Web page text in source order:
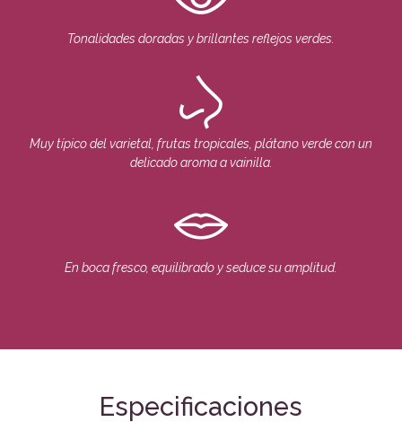
Tonalidades doradas y brillantes reflejos verdes.
Muy típico del varietal, frutas tropicales, plátano verde con un
delicado aroma a vainilla.
En boca fresco, equilibrado y seduce su amplitud.
Especificaciones